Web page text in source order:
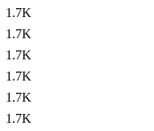
1.7K
1.7K
1.7K
1.7K
1.7K
1.7K